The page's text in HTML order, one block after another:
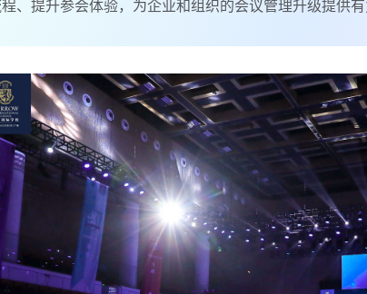
、提升参会体验，为企业和组织的会议管理升级提供